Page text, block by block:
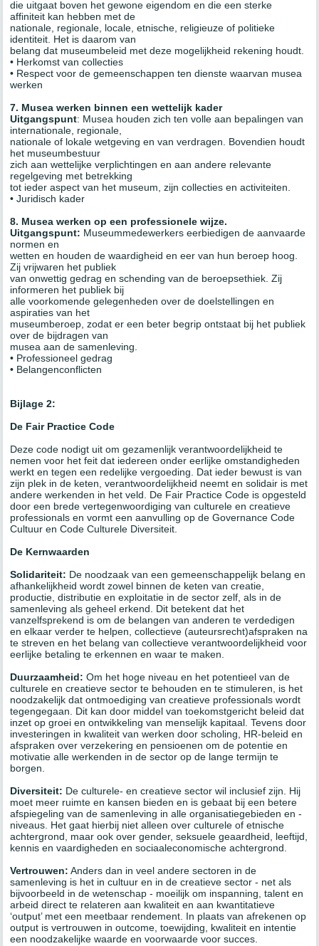
die uitgaat boven het gewone eigendom en die een sterke
affiniteit kan hebben met de
nationale, regionale, locale, etnische, religieuze of politieke
identiteit. Het is daarom van
belang dat museumbeleid met deze mogelijkheid rekening houdt.
• Herkomst van collecties
• Respect voor de gemeenschappen ten dienste waarvan musea
werken
7. Musea werken binnen een wettelijk kader
Uitgangspunt: Musea houden zich ten volle aan bepalingen van
internationale, regionale,
nationale of lokale wetgeving en van verdragen. Bovendien houdt
het museumbestuur
zich aan wettelijke verplichtingen en aan andere relevante
regelgeving met betrekking
tot ieder aspect van het museum, zijn collecties en activiteiten.
• Juridisch kader
8. Musea werken op een professionele wijze.
Uitgangspunt: Museummedewerkers eerbiedigen de aanvaarde
normen en
wetten en houden de waardigheid en eer van hun beroep hoog.
Zij vrijwaren het publiek
van onwettig gedrag en schending van de beroepsethiek. Zij
informeren het publiek bij
alle voorkomende gelegenheden over de doelstellingen en
aspiraties van het
museumberoep, zodat er een beter begrip ontstaat bij het publiek
over de bijdragen van
musea aan de samenleving.
• Professioneel gedrag
• Belangenconflicten
Bijlage 2:
De Fair Practice Code
Deze code nodigt uit om gezamenlijk verantwoordelijkheid te
nemen voor het feit dat iedereen onder eerlijke omstandigheden
werkt en tegen een redelijke vergoeding. Dat ieder bewust is van
zijn plek in de keten, verantwoordelijkheid neemt en solidair is met
andere werkenden in het veld. De Fair Practice Code is opgesteld
door een brede vertegenwoordiging van culturele en creatieve
professionals en vormt een aanvulling op de Governance Code
Cultuur en Code Culturele Diversiteit.
De Kernwaarden
Solidariteit: De noodzaak van een gemeenschappelijk belang en
afhankelijkheid wordt zowel binnen de keten van creatie,
productie, distributie en exploitatie in de sector zelf, als in de
samenleving als geheel erkend. Dit betekent dat het
vanzelfsprekend is om de belangen van anderen te verdedigen
en elkaar verder te helpen, collectieve (auteursrecht)afspraken na
te streven en het belang van collectieve verantwoordelijkheid voor
eerlijke betaling te erkennen en waar te maken.
Duurzaamheid: Om het hoge niveau en het potentieel van de
culturele en creatieve sector te behouden en te stimuleren, is het
noodzakelijk dat ontmoediging van creatieve professionals wordt
tegengegaan. Dit kan door middel van toekomstgericht beleid dat
inzet op groei en ontwikkeling van menselijk kapitaal. Tevens door
investeringen in kwaliteit van werken door scholing, HR-beleid en
afspraken over verzekering en pensioenen om de potentie en
motivatie alle werkenden in de sector op de lange termijn te
borgen.
Diversiteit: De culturele- en creatieve sector wil inclusief zijn. Hij
moet meer ruimte en kansen bieden en is gebaat bij een betere
afspiegeling van de samenleving in alle organisatiegebieden en -
niveaus. Het gaat hierbij niet alleen over culturele of etnische
achtergrond, maar ook over gender, seksuele geaardheid, leeftijd,
kennis en vaardigheden en sociaaleconomische achtergrond.
Vertrouwen: Anders dan in veel andere sectoren in de
samenleving is het in cultuur en in de creatieve sector - net als
bijvoorbeeld in de wetenschap - moeilijk om inspanning, talent en
arbeid direct te relateren aan kwaliteit en aan kwantitatieve
‘output’ met een meetbaar rendement. In plaats van afrekenen op
output is vertrouwen in outcome, toewijding, kwaliteit en intentie
een noodzakelijke waarde en voorwaarde voor succes.